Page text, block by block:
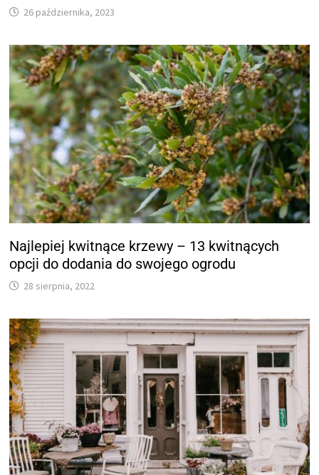
26 października, 2023
Najlepiej kwitnące krzewy – 13 kwitnących
opcji do dodania do swojego ogrodu
28 sierpnia, 2022